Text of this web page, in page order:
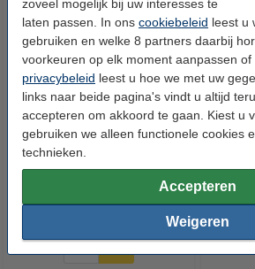
zoveel mogelijk bij uw interesses te
laten passen. In ons cookiebeleid leest u
gebruiken en welke 8 partners daarbij
voorkeuren op elk moment aanpassen
privacybeleid leest u hoe we met uw
links naar beide pagina's vindt u altijd
accepteren om akkoord te gaan. Kiest u
gebruiken we alleen functionele cookies
technieken.
Accepteren
Weigeren
Aanbieding: 123inkt huismerk
set voor HP 125A: HP CB540A,
541A, 542A, 543A zwart + 3